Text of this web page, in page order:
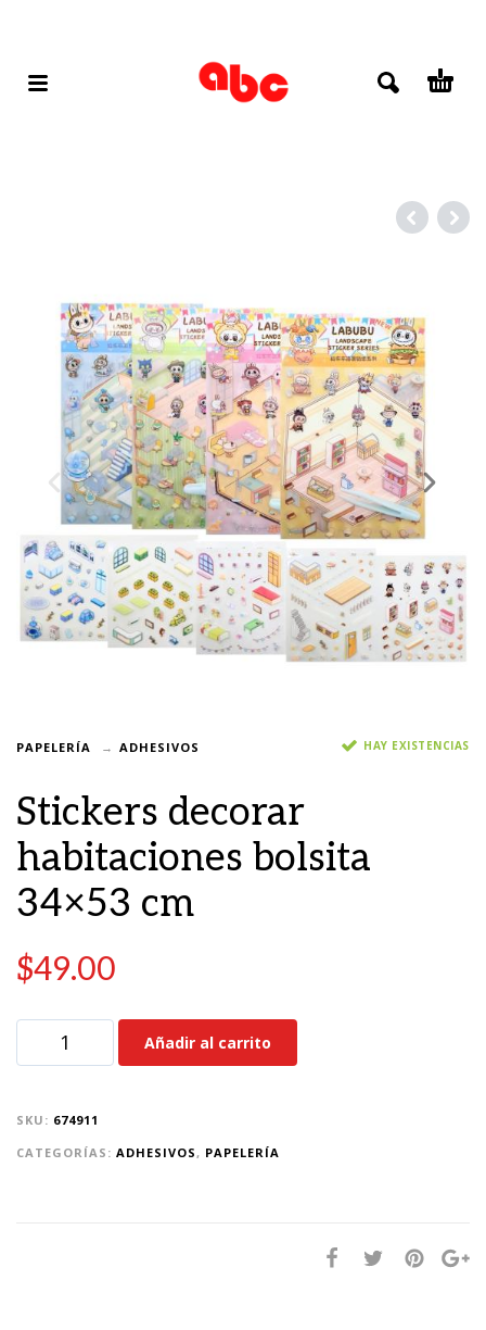
PAPELERÍA ADHESIVOS HAY EXISTENCIAS
Stickers decorar
habitaciones bolsita
34×53 cm
$49.00
Añadir al carrito
SKU: 674911
CATEGORÍAS: ADHESIVOS, PAPELERÍA